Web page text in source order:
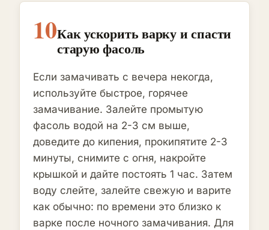
10Как ускорить варку и спасти
старую фасоль
Если замачивать с вечера некогда,
используйте быстрое, горячее
замачивание. Залейте промытую
фасоль водой на 2-3 см выше,
доведите до кипения, прокипятите 2-3
минуты, снимите с огня, накройте
крышкой и дайте постоять 1 час. Затем
воду слейте, залейте свежую и варите
как обычно: по времени это близко к
варке после ночного замачивания. Для